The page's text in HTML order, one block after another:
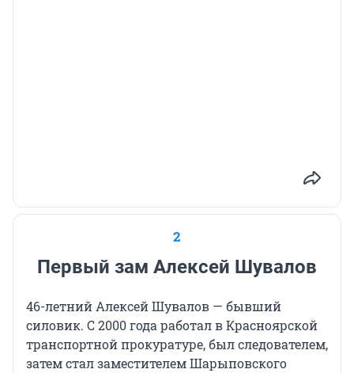
2
Первый зам Алексей Шувалов
46-летний Алексей Шувалов — бывший
силовик. С 2000 года работал в Красноярской
транспортной прокуратуре, был следователем,
затем стал заместителем Шарыповского